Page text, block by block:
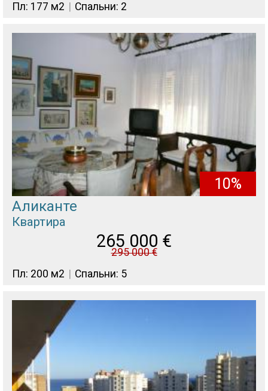
Пл: 177 м2 Спальни: 2
10%
Аликанте
Квартира
265 000 €
295 000€
Пл: 200 м2
Спальни: 5